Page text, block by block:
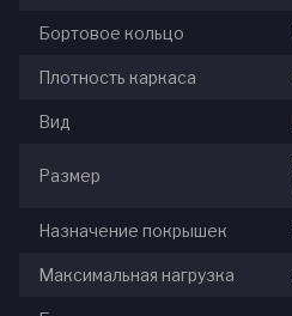
Бортовое кольцо
Плотность каркаса
Вид
Размер
Назначение покрышек
Максимальная нагрузка